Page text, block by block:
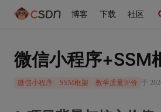
博客 下载 社区
微信小程序+SSM
微信小程序 SSM框架 教学质量评价 于